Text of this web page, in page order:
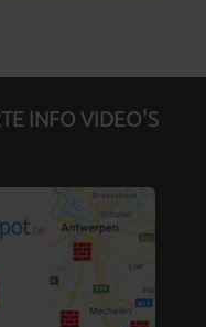
INFO VIDEO'S